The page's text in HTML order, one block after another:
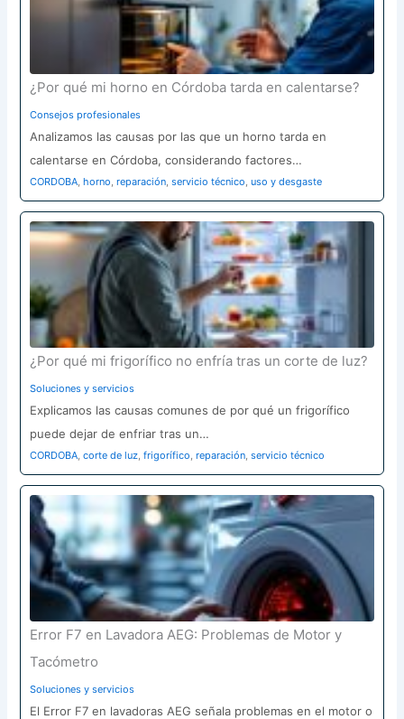
¿Por qué mi horno en Córdoba tarda en calentarse?
Consejos profesionales
Analizamos las causas por las que un horno tarda en
calentarse en Córdoba, considerando factores…
CORDOBA ,horno ,reparación ,servicio técnico ,uso y desgaste
¿Por qué mi frigorífico no enfría tras un corte de luz?
Soluciones y servicios
Explicamos las causas comunes de por qué un frigorífico
puede dejar de enfriar tras un…
CORDOBA ,corte de luz ,frigorífico ,reparación ,servicio técnico
Error F7 en Lavadora AEG: Problemas de Motor y
Tacómetro
Soluciones y servicios
El Error F7 en lavadoras AEG señala problemas en el motor o